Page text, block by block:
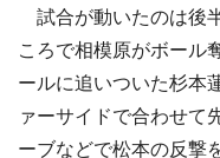
試合が動いたのは後
ころで相模原がボール
ールに追いついた杉本
ァーサイドで合わせて
ーブなどで松本の反撃